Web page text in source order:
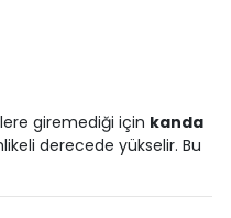
giremediği için kanda
derecede yükselir. Bu